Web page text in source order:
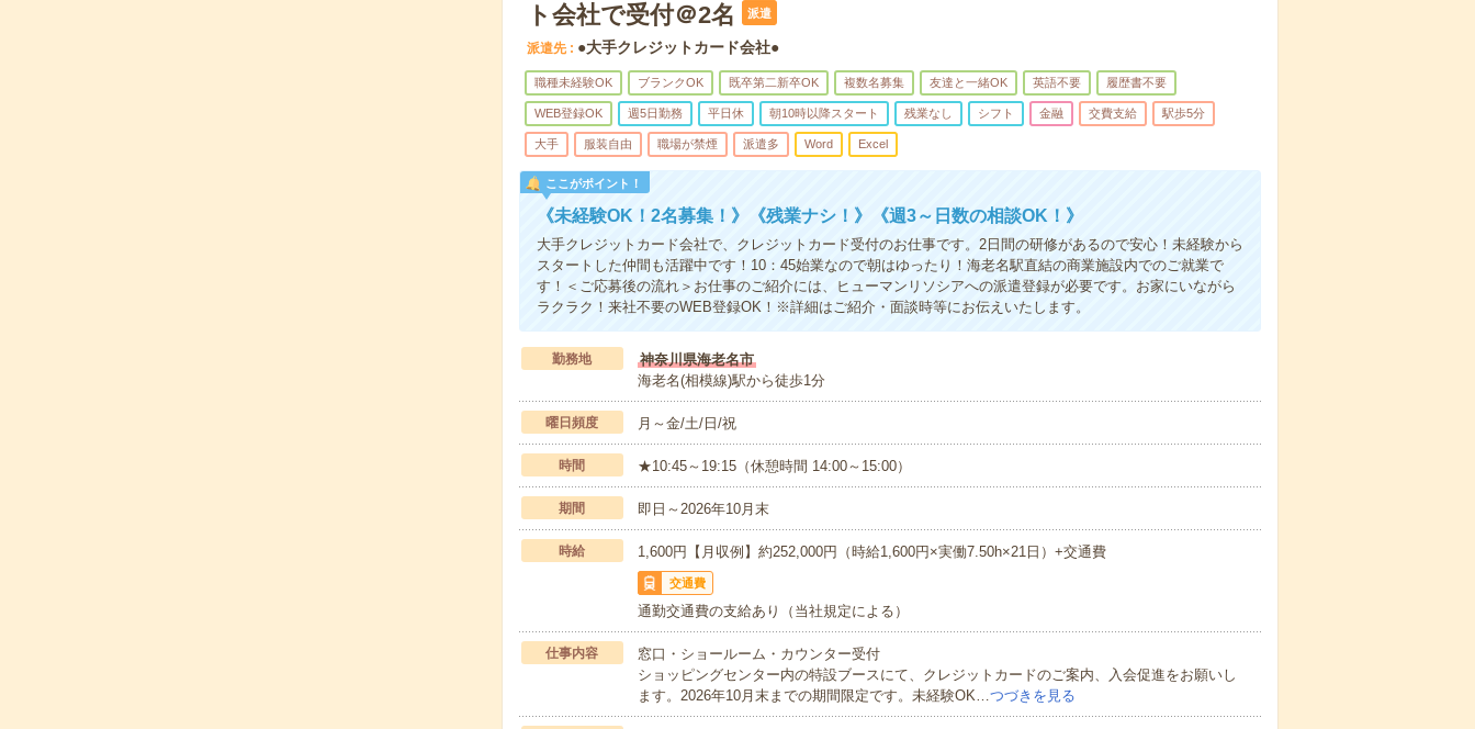
ト会社で受付＠2名
派遣
派遣先 ●大手クレジットカード会社●
職種未経験OK ブランクOK 既卒第二新卒OK 複数名募集 友達と一緒OK 英語不要 履歴書不要
WEB登録OK 週5日勤務 平日休 朝10時以降スタート 残業なし シフト 金融 交費支給 駅歩5分
大手 服装自由 職場が禁煙 派遣多 Word Excel
ここがポイント！
《未経験OK！2名募集！》《残業ナシ！》《週3～日数の相談OK！》
大手クレジットカード会社で、クレジットカード受付のお仕事です。2日間の研修があるので安心！未経験から
スタートした仲間も活躍中です！10：45始業なので朝はゆったり！海老名駅直結の商業施設内でのご就業で
す！＜ご応募後の流れ＞お仕事のご紹介には、ヒューマンリソシアへの派遣登録が必要です。お家にいながら
ラクラク！来社不要のWEB登録OK！※詳細はご紹介・面談時等にお伝えいたします。
勤務地
神奈川県海老名市
海老名(相模線)駅から徒歩1分
曜日頻度 月～金/土/日/祝
時間 ★10:45～19:15（休憩時間 14:00～15:00）
期間 即日～2026年10月末
時給 1,600円【月収例】約252,000円（時給1,600円×実働7.50h×21日）+交通費
交通費
通勤交通費の支給あり（当社規定による）
仕事内容
窓口・ショールーム・カウンター受付
ショッピングセンター内の特設ブースにて、クレジットカードのご案内、入会促進をお願いし
ます。2026年10月末までの期間限定です。未経験OK…つづきを見る